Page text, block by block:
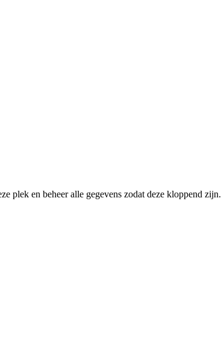
plek en beheer alle gegevens zodat deze kloppend zijn.